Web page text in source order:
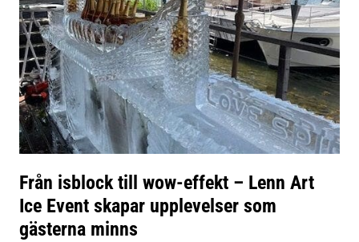
Från isblock till wow-effekt – Lenn Art
Ice Event skapar upplevelser som
gästerna minns